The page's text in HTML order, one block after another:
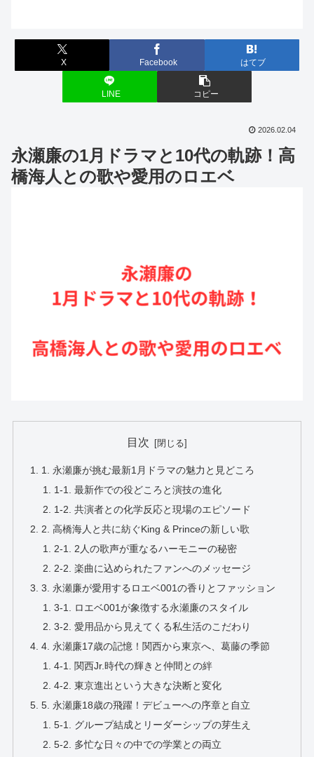
X Facebook はてブ
LINE コピー
2026.02.04
永瀬廉の1月ドラマと10代の軌跡！高
橋海人との歌や愛用のロエベ
目次
1. 永瀬廉が挑む最新1月ドラマの魅力と見どころ
1-1. 最新作での役どころと演技の進化
1-2. 共演者との化学反応と現場のエピソード
2. 高橋海人と共に紡ぐKing & Princeの新しい歌
2-1. 2人の歌声が重なるハーモニーの秘密
2-2. 楽曲に込められたファンへのメッセージ
3. 永瀬廉が愛用するロエベ001の香りとファッション
3-1. ロエベ001が象徴する永瀬廉のスタイル
3-2. 愛用品から見えてくる私生活のこだわり
4. 永瀬廉17歳の記憶！関西から東京へ、葛藤の季節
4-1. 関西Jr.時代の輝きと仲間との絆
4-2. 東京進出という大きな決断と変化
5. 永瀬廉18歳の飛躍！デビューへの序章と自立
5-1. グループ結成とリーダーシップの芽生え
5-2. 多忙な日々の中での学業との両立